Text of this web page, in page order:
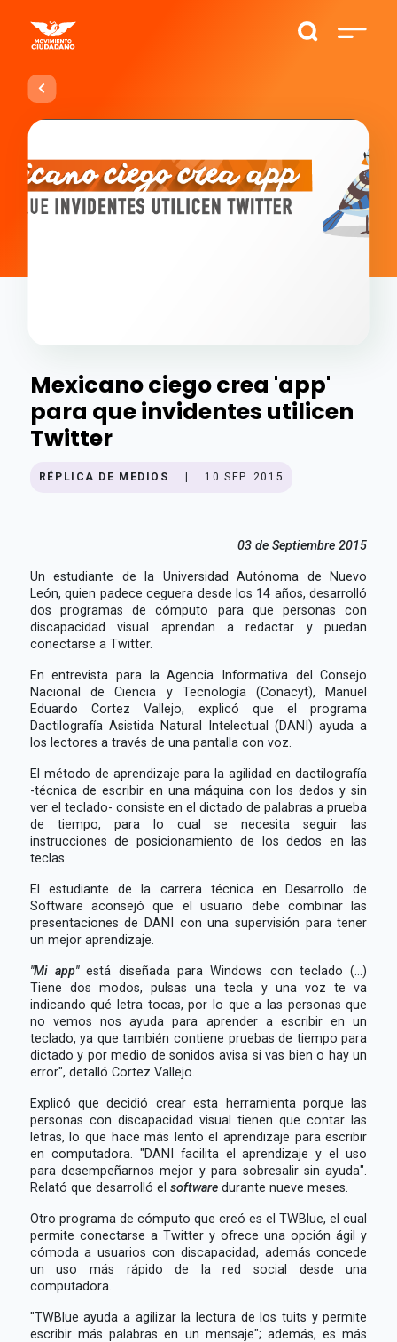
Mexicano ciego crea 'app'
para que invidentes utilicen
Twitter
RÉPLICA DE MEDIOS 10 SEP. 2015
03 de Septiembre 2015
Un estudiante de la Universidad Autónoma de Nuevo
León, quien padece ceguera desde los 14 años, desarrolló
dos programas de cómputo para que personas con
discapacidad visual aprendan a redactar y puedan
conectarse a Twitter.
En entrevista para la Agencia Informativa del Consejo
Nacional de Ciencia y Tecnología (Conacyt), Manuel
Eduardo Cortez Vallejo, explicó que el programa
Dactilografía Asistida Natural Intelectual (DANI) ayuda a
los lectores a través de una pantalla con voz.
El método de aprendizaje para la agilidad en dactilografía
-técnica de escribir en una máquina con los dedos y sin
ver el teclado- consiste en el dictado de palabras a prueba
de tiempo, para lo cual se necesita seguir las
instrucciones de posicionamiento de los dedos en las
teclas.
El estudiante de la carrera técnica en Desarrollo de
Software aconsejó que el usuario debe combinar las
presentaciones de DANI con una supervisión para tener
un mejor aprendizaje.
"Mi app"está diseñada para Windows con teclado (...)
Tiene dos modos, pulsas una tecla y una voz te va
indicando qué letra tocas, por lo que a las personas que
no vemos nos ayuda para aprender a escribir en un
teclado, ya que también contiene pruebas de tiempo para
dictado y por medio de sonidos avisa si vas bien o hay un
error", detalló Cortez Vallejo.
Explicó que decidió crear esta herramienta porque las
personas con discapacidad visual tienen que contar las
letras, lo que hace más lento el aprendizaje para escribir
en computadora. "DANI facilita el aprendizaje y el uso
para desempeñarnos mejor y para sobresalir sin ayuda".
Relató que desarrolló el softwaredurante nueve meses.
Otro programa de cómputo que creó es el TWBlue, el cual
permite conectarse a Twitter y ofrece una opción ágil y
cómoda a usuarios con discapacidad, además concede
un uso más rápido de la red social desde una
computadora.
"TWBlue ayuda a agilizar la lectura de los tuits y permite
escribir más palabras en un mensaje"; además, es más